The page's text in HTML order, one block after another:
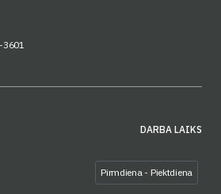
3601
DARBA LAIKS
Pirmdiena - Piektdiena